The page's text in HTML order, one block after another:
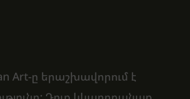
Art-ը երաշխավորում է